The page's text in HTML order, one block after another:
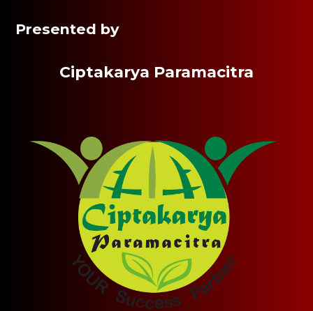
Presented by
Ciptakarya Paramacitra